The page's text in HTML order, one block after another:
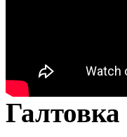
Галтовка